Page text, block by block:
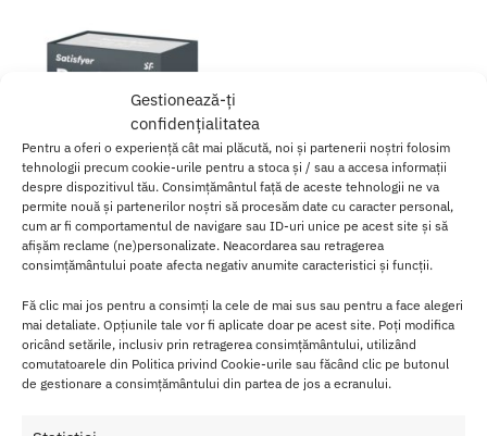
Gestionează-ți
confidențialitatea
Pentru a oferi o experiență cât mai plăcută, noi și partenerii noștri folosim
tehnologii precum cookie-urile pentru a stoca și / sau a accesa informații
despre dispozitivul tău. Consimțământul față de aceste tehnologii ne va
permite nouă și partenerilor noștri să procesăm date cu caracter personal,
cum ar fi comportamentul de navigare sau ID-uri unice pe acest site și să
afișăm reclame (ne)personalizate. Neacordarea sau retragerea
consimțământului poate afecta negativ anumite caracteristici și funcții.
Fă clic mai jos pentru a consimți la cele de mai sus sau pentru a face alegeri
mai detaliate. Opțiunile tale vor fi aplicate doar pe acest site. Poți modifica
oricând setările, inclusiv prin retragerea consimțământului, utilizând
comutatoarele din Politica privind Cookie-urile sau făcând clic pe butonul
de gestionare a consimțământului din partea de jos a ecranului.
Stimulator clitoris smart Black
Liquid Air
300.00lei
Adaugă în coș